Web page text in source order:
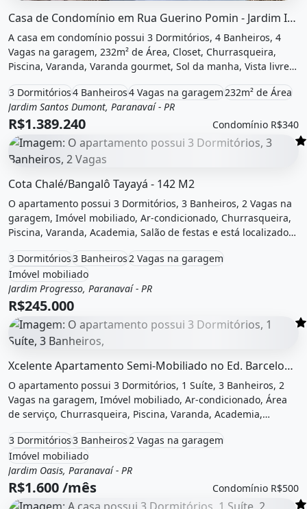
Casa de Condomínio em Rua Guerino Pomin - Jardim Iguaçu -...
A casa em condomínio possui 3 Dormitórios, 4 Banheiros, 4
Vagas na garagem, 232m² de Área, Closet, Churrasqueira,
Piscina, Varanda, Varanda gourmet, Sol da manha, Vista livre,
Paranavaí, Pr à venda por R$1.389.240 e Condomínio por
R$340 /Mês.
3 Dormitórios4 Banheiros4 Vagas na garagem232m² de Área
Venda
Casa em condomínio
Jardim Santos Dumont, Paranavaí - PR
R$1.389.240 Condomínio R$340
Cota Chalé/Bangalô Tayayá - 142 M2
O apartamento possui 3 Dormitórios, 3 Banheiros, 2 Vagas na
garagem, Imóvel mobiliado, Ar-condicionado, Churrasqueira,
Piscina, Varanda, Academia, Salão de festas e está localizado
3 Dormitórios3 Banheiros2 Vagas na garagem
Imóvel mobiliado
Venda
Apartamento
Jardim Progresso, Paranavaí - PR
R$245.000
Xcelente Apartamento Semi-Mobiliado no Ed. Barcelona em Paranavaí
O apartamento possui 3 Dormitórios, 1 Suíte, 3 Banheiros, 2
Vagas na garagem, Imóvel mobiliado, Ar-condicionado, Área
de serviço, Churrasqueira, Piscina, Varanda, Academia,
localizado em Jardim Oásis, Paranavaí, Pr para alugar por
R$1.600 /Mês e Condomínio por R$500 /Mês.
3 Dormitórios3 Banheiros2 Vagas na garagem
Imóvel mobiliado
Aluguel
Apartamento
Jardim Oasis, Paranavaí - PR
R$1.600 /mês Condomínio R$500